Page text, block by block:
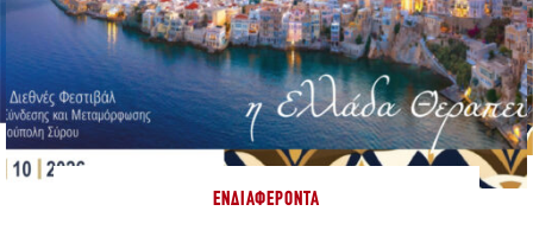
ΕΝΔΙΑΦΈΡΟΝΤΑ